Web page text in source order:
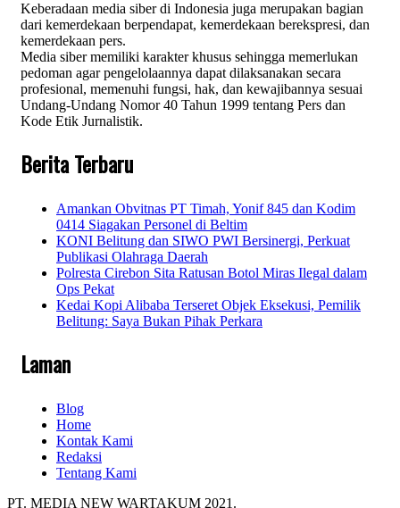
Keberadaan media siber di Indonesia juga merupakan bagian
dari kemerdekaan berpendapat, kemerdekaan berekspresi, dan
kemerdekaan pers.
Media siber memiliki karakter khusus sehingga memerlukan
pedoman agar pengelolaannya dapat dilaksanakan secara
profesional, memenuhi fungsi, hak, dan kewajibannya sesuai
Undang-Undang Nomor 40 Tahun 1999 tentang Pers dan
Kode Etik Jurnalistik.
Berita Terbaru
Amankan Obvitnas PT Timah, Yonif 845 dan Kodim
0414 Siagakan Personel di Beltim
KONI Belitung dan SIWO PWI Bersinergi, Perkuat
Publikasi Olahraga Daerah
Polresta Cirebon Sita Ratusan Botol Miras Ilegal dalam
Ops Pekat
Kedai Kopi Alibaba Terseret Objek Eksekusi, Pemilik
Belitung: Saya Bukan Pihak Perkara
Laman
Blog
Home
Kontak Kami
Redaksi
Tentang Kami
PT. MEDIA NEW WARTAKUM 2021.